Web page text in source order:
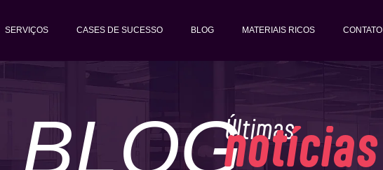
SERVIÇOS CASES DE SUCESSO BLOG MATERIAIS RICOS CONTATO
BLOGÚltimas
notícias